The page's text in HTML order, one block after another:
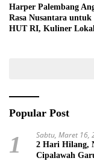
Harper Palembang
Rasa Nusantara untuk
HUT RI, Kuliner
Popular Post
1 Sabtu, Maret 16,
2 Hari Hilang,
Cipalawah